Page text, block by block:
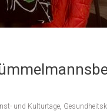
und Kulturtage,